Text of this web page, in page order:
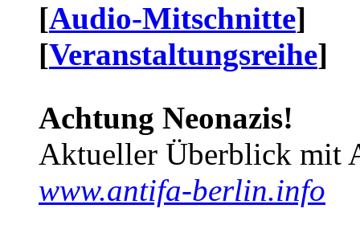
[Audio-Mitschnitte]
[Veranstaltungsreihe]
Achtung Neonazis!
Aktueller Überblick mit
www.antifa-berlin.info